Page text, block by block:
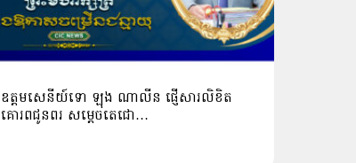
ឧត្ដមសេនីយ៍ទោ ឡុង ណាលីន ផ្ញើសារលិខិត
គោរពជូនពរ សម្ដេចតេជោ…